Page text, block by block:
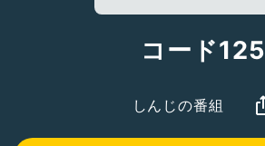
コード125
しんじの番組